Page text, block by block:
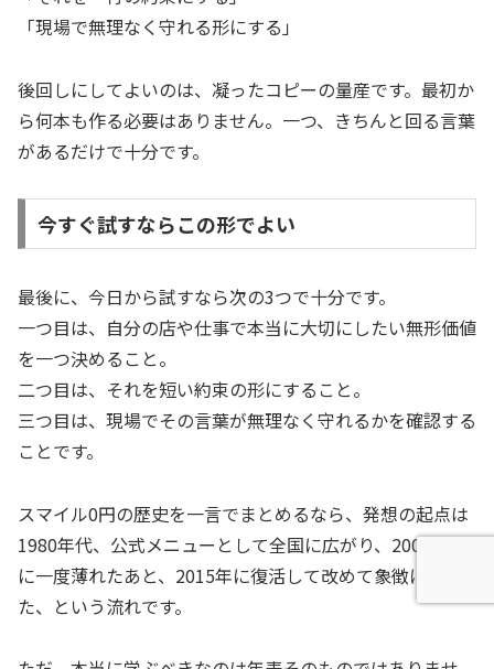
「現場で無理なく守れる形にする」
後回しにしてよいのは、凝ったコピーの量産です。最初か
ら何本も作る必要はありません。一つ、きちんと回る言葉
があるだけで十分です。
今すぐ試すならこの形でよい
最後に、今日から試すなら次の3つで十分です。
一つ目は、自分の店や仕事で本当に大切にしたい無形価値
を一つ決めること。
二つ目は、それを短い約束の形にすること。
三つ目は、現場でその言葉が無理なく守れるかを確認する
ことです。
スマイル0円の歴史を一言でまとめるなら、発想の起点は
1980年代、公式メニューとして全国に広がり、2000年代
に一度薄れたあと、2015年に復活して改めて象徴になっ
た、という流れです。